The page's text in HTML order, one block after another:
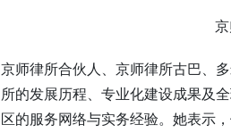
京师律所合伙人、京师律所古巴、
所的发展历程、专业化建设成果及
区的服务网络与实务经验。她表示